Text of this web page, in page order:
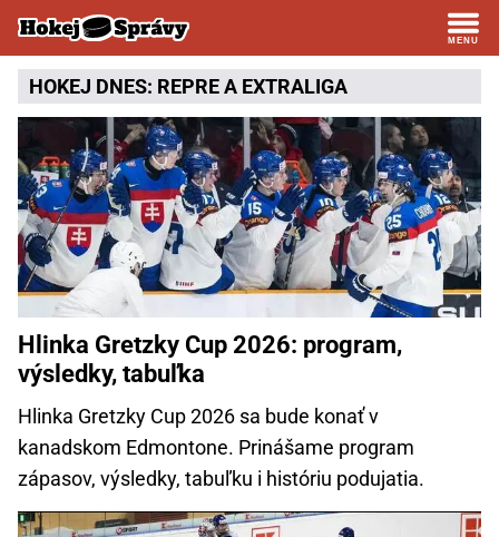
HOKEJ DNES: REPREA EXTRALIGA
Hlinka Gretzky Cup 2026: program,
výsledky, tabuľka
Hlinka Gretzky Cup 2026 sa bude konať v
kanadskom Edmontone. Prinášame program
zápasov, výsledky, tabuľku i históriu podujatia.